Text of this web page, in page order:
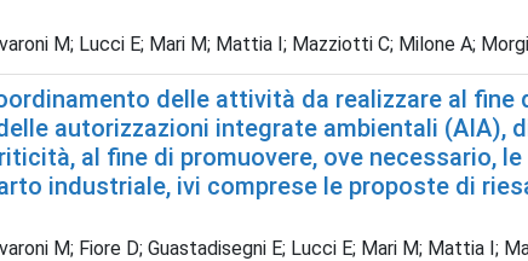
M; Lucci E; Mari M; Mattia I; Mazziotti C; Milone A;
delle attività da realizzare al fine
autorizzazioni integrate ambientali (AIA),
al fine di promuovere, ove necessario,
industriale, ivi comprese le proposte di
M; Fiore D; Guastadisegni E; Lucci E; Mari M; Mattia I;